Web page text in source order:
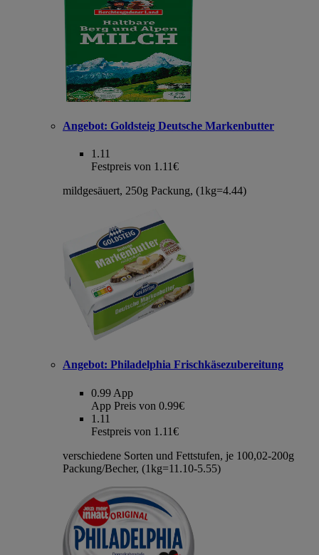
Angebot: Goldsteig Deutsche Markenbutter
1.11
Festpreis von 1.11€
mildgesäuert, 250g Packung, (1kg=4.44)
Angebot: Philadelphia Frischkäsezubereitung
0.99 App
App Preis von 0.99€
1.11
Festpreis von 1.11€
verschiedene Sorten und Fettstufen, je 100,02-200g
Packung/Becher, (1kg=11.10-5.55)